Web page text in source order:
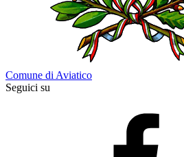
Comune di Aviatico
Seguici su